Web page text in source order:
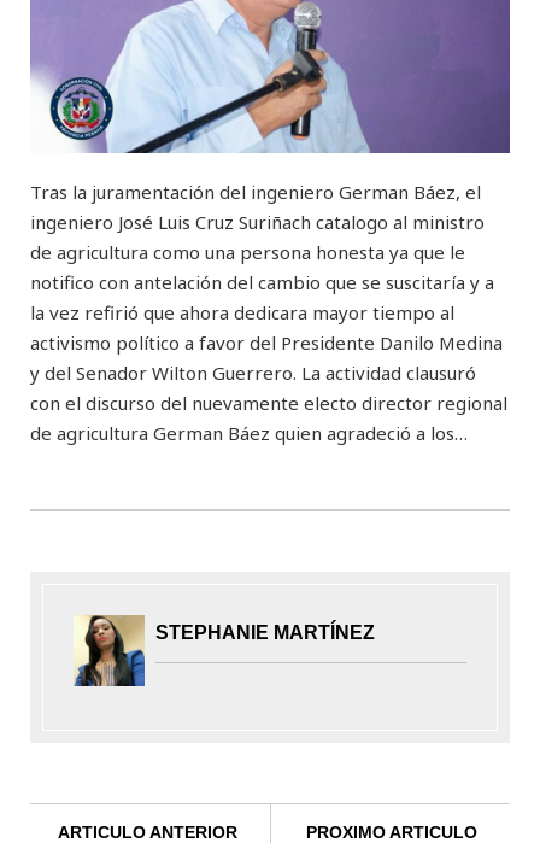
Tras la juramentación del ingeniero German Báez, el
ingeniero José Luis Cruz Suriñach catalogo al ministro
de agricultura como una persona honesta ya que le
notifico con antelación del cambio que se suscitaría y a
la vez refirió que ahora dedicara mayor tiempo al
activismo político a favor del Presidente Danilo Medina
y del Senador Wilton Guerrero. La actividad clausuró
con el discurso del nuevamente electo director regional
de agricultura German Báez quien agradeció a los…
STEPHANIE MARTÍNEZ
ARTICULO ANTERIOR PROXIMO ARTICULO